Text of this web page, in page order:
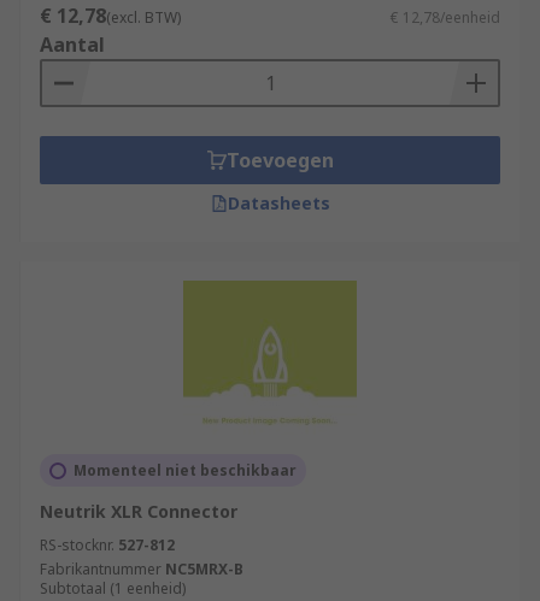
€ 12,78(excl. BTW) € 12,78/eenheid
Aantal
Toevoegen
Datasheets
Momenteel niet beschikbaar
Neutrik XLR Connector
RS-stocknr. 527-812
Fabrikantnummer NC5MRX-B
Subtotaal (1 eenheid)